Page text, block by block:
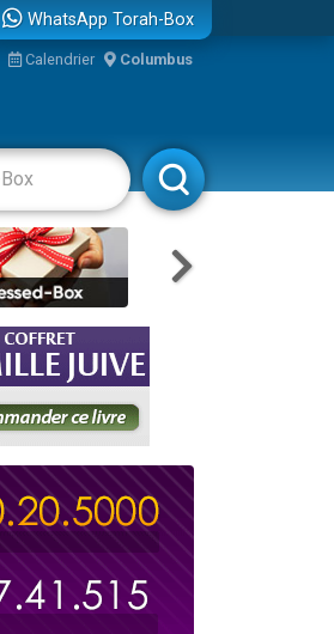
WhatsApp Torah-Box
Calendrier Columbus
Rabbanim